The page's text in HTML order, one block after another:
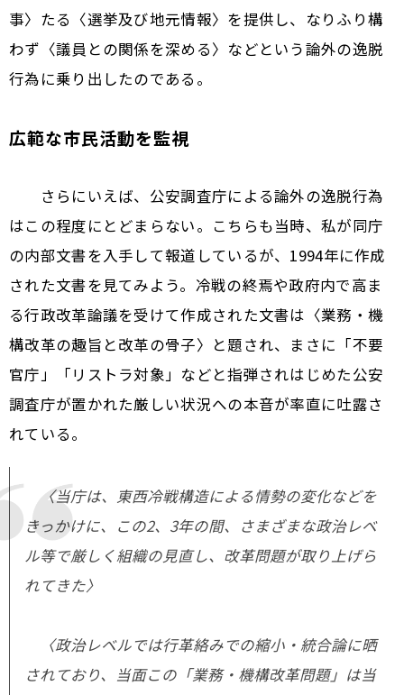
事〉たる〈選挙及び地元情報〉を提供し、なりふり構
わず〈議員との関係を深める〉などという論外の逸脱
行為に乗り出したのである。
広範な市民活動を監視
さらにいえば、公安調査庁による論外の逸脱行為
はこの程度にとどまらない。こちらも当時、私が同庁
の内部文書を入手して報道しているが、1994年に作成
された文書を見てみよう。冷戦の終焉や政府内で高ま
る行政改革論議を受けて作成された文書は〈業務・機
構改革の趣旨と改革の骨子〉と題され、まさに「不要
官庁」「リストラ対象」などと指弾されはじめた公安
調査庁が置かれた厳しい状況への本音が率直に吐露さ
れている。
〈当庁は、東西冷戦構造による情勢の変化などを
きっかけに、この2、3年の間、さまざまな政治レベ
ル等で厳しく組織の見直し、改革問題が取り上げら
れてきた〉
〈政治レベルでは行革絡みでの縮小・統合論に晒
されており、当面この「業務・機構改革問題」は当